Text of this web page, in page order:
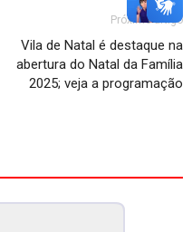
Próximo artigo
Vila de Natal é destaque na
abertura do Natal da Família
2025; veja a programação